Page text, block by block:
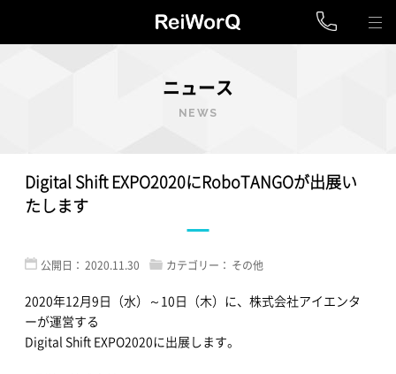
ニュース
NEWS
Digital Shift EXPO2020にRoboTANGOが出展い
たします
公開日： 2020.11.30 カテゴリー： その他
2020年12月9日（水）～10日（木）に、株式会社アイエンタ
ーが運営する
Digital Shift EXPO2020に出展します。